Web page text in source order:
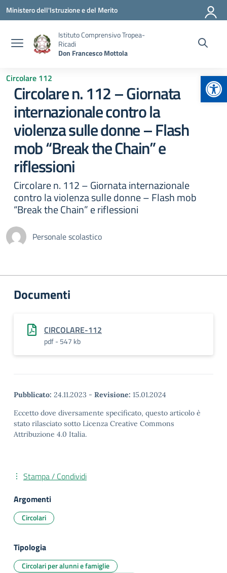
Vai ai contenuti
Vai al menu di navigazione
Vai al footer
Ministero dell'Istruzione e del Merito
Istituto Comprensivo Tropea-
Ricadi
Don Francesco Mottola
Circolare 112
Circolare n. 112 – Giornata
internazionale contro la
violenza sulle donne – Flash
mob “Break the Chain” e
riflessioni
Circolare n. 112 – Giornata internazionale
contro la violenza sulle donne – Flash mob
“Break the Chain” e riflessioni
Personale scolastico
Documenti
CIRCOLARE-112
pdf - 547 kb
Pubblicato: 24.11.2023 - Revisione: 15.01.2024
Eccetto dove diversamente specificato, questo articolo è
stato rilasciato sotto Licenza Creative Commons
Attribuzione 4.0 Italia.
Stampa / Condividi
Argomenti
Circolari
Tipologia
Circolari per alunni e famiglie